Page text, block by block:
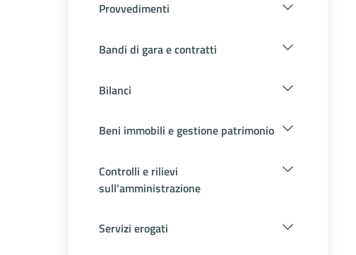
Provvedimenti
Bandi di gara e contratti
Bilanci
Beni immobili e gestione patrimonio
Controlli e rilievi
sull'amministrazione
Servizi erogati